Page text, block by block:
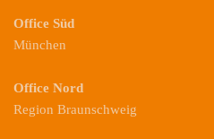
Office Süd
München
Office Nord
Region Braunschweig